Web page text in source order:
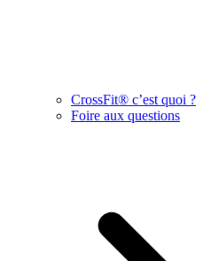
CrossFit® c’est quoi ?
Foire aux questions